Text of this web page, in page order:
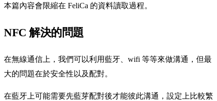
本篇內容會限縮在 FeliCa 的資料讀取過程。
NFC 解決的問題
在無線通信上，我們可以利用藍牙、wifi 等等來做溝通，但最
大的問題在於安全性以及配對。
在藍牙上可能需要先藍芽配對後才能彼此溝通，設定上比較繁